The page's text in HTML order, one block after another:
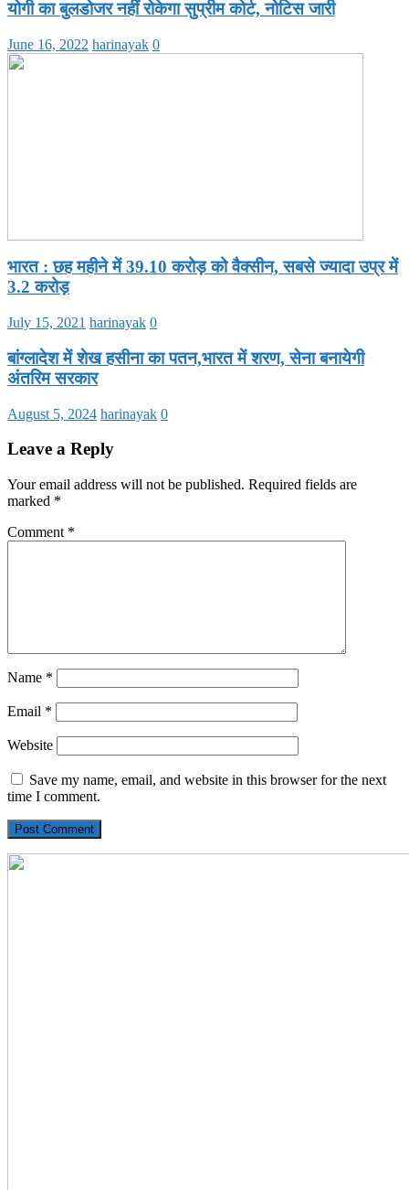
योगी का बुलडोजर नहीं रोकेगा सुप्रीम कोर्ट, नोटिस जारी
June 16, 2022 harinayak 0
भारत : छह महीने में 39.10 करोड़ को वैक्सीन, सबसे ज्यादा उप्र में
3.2 करोड़
July 15, 2021 harinayak 0
बांग्लादेश में शेख हसीना का पतन,भारत में शरण, सेना बनायेगी
अंतरिम सरकार
August 5, 2024 harinayak 0
Leave a Reply
Your email address will not be published. Required fields are
marked *
Comment *
Name *
Email *
Website
Save my name, email, and website in this browser for the next
time I comment.